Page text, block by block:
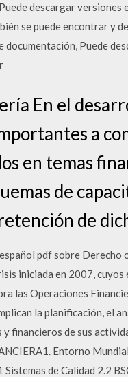
descargar versiones
se puede encontrar y
Puede
En el
a
en temas
de
de
pdf sobre Derecho
iniciada en 2007,
las Operaciones
la planificación, el
financieros de sus
Entorno
de Calidad 2.2